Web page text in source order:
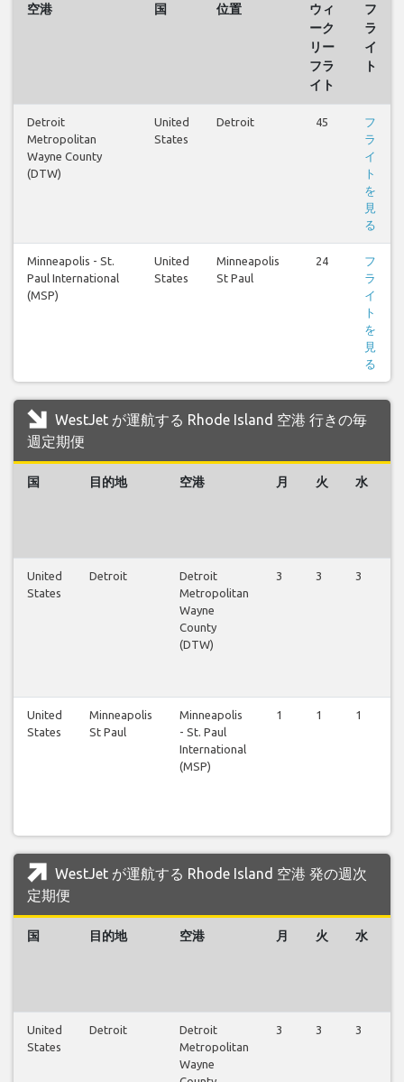
空港 国 位置
ウィ
ーク
リー
フラ
イト
フ
ラ
イ
ト
Detroit
Metropolitan
Wayne County
(DTW)
United
States
Detroit 45
フ
ラ
イ
ト
を
見
る
Minneapolis - St.
Paul International
(MSP)
United
States
Minneapolis
St Paul
24
フ
ラ
イ
ト
を
見
る
WestJet が運航する Rhode Island 空港 行きの毎
週定期便
国 目的地 空港 月 火 水
United
States
Detroit
Detroit
Metropolitan
Wayne
County
(DTW)
3 3 3
United
States
Minneapolis
St Paul
Minneapolis
- St. Paul
International
(MSP)
1 1 1
WestJet が運航する Rhode Island 空港 発の週次
定期便
国 目的地 空港 月 火 水
United
States
Detroit
Detroit
Metropolitan
Wayne
3 3 3